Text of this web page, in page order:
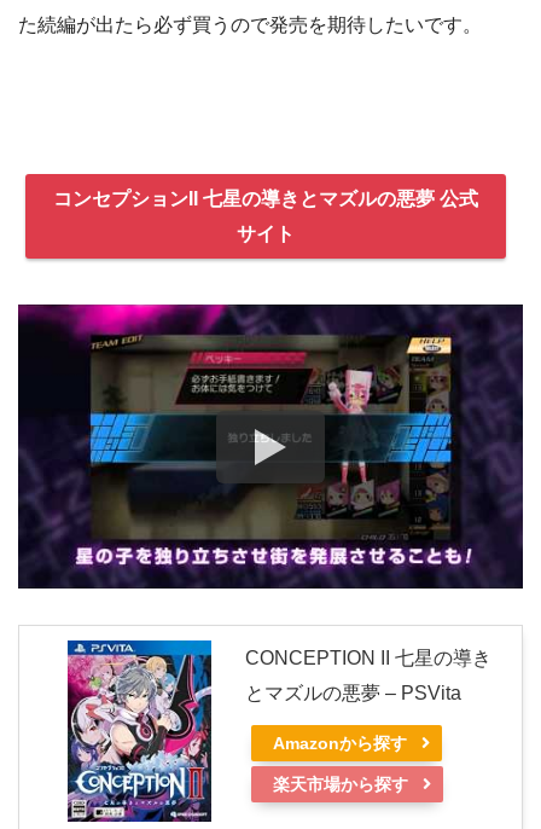
た続編が出たら必ず買うので発売を期待したいです。
コンセプションII 七星の導きとマズルの悪夢 公式
サイト
CONCEPTION II 七星の導き
とマズルの悪夢 – PSVita
Amazonから探す
楽天市場から探す